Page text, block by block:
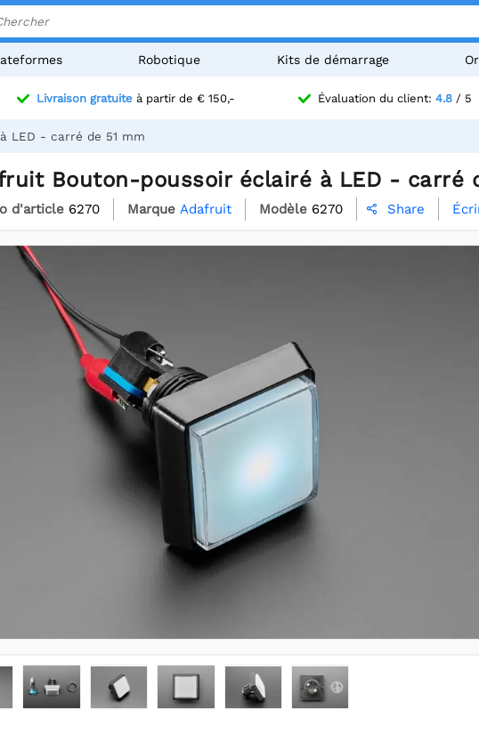
Robotique Kits de démarrage
Livraison gratuite à partir de € 150,- Évaluation du client: 4.8 / 5
LED - carré de 51 mm
Bouton-poussoir éclairé à LED - carré
d'article 6270 Marque Adafruit Modèle 6270  Share